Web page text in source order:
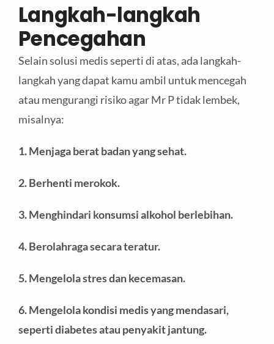
Langkah-langkah
Pencegahan
Selain solusi medis seperti di atas, ada langkah-
langkah yang dapat kamu ambil untuk mencegah
atau mengurangi risiko agar Mr P tidak lembek,
misalnya:
1. Menjaga berat badan yang sehat.
2. Berhenti merokok.
3. Menghindari konsumsi alkohol berlebihan.
4. Berolahraga secara teratur.
5. Mengelola stres dan kecemasan.
6. Mengelola kondisi medis yang mendasari,
seperti diabetes atau penyakit jantung.